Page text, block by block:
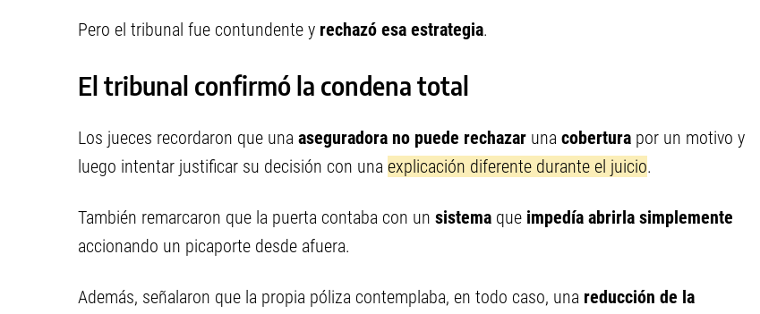
Pero el tribunal fue contundente y rechazó esa estrategia.
El tribunal confirmó la condena total
Los jueces recordaron que una aseguradora no puede rechazar una cobertura por un motivo y
luego intentar justificar su decisión con una explicación diferente durante el juicio.
También remarcaron que la puerta contaba con un sistema que impedía abrirla simplemente
accionando un picaporte desde afuera.
Además, señalaron que la propia póliza contemplaba, en todo caso, una reducción de la